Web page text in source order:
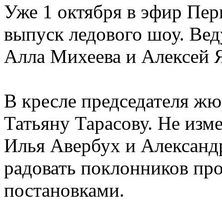
Уже 1 октября в эфир
выпуск ледового шоу.
Алла Михеева и Алексей
В кресле председателя
Татьяну Тарасову. Не
Илья Авербух и
радовать поклонников
постановками.